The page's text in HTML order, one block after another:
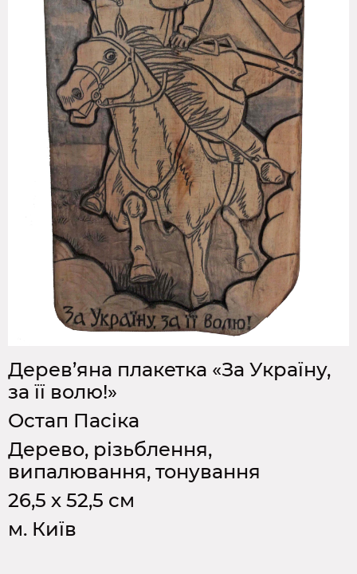
Дерев’яна плакетка «За Україну,
за її волю!»
Остап Пасіка
Дерево, різьблення,
випалювання, тонування
26,5 х 52,5 см
м. Київ